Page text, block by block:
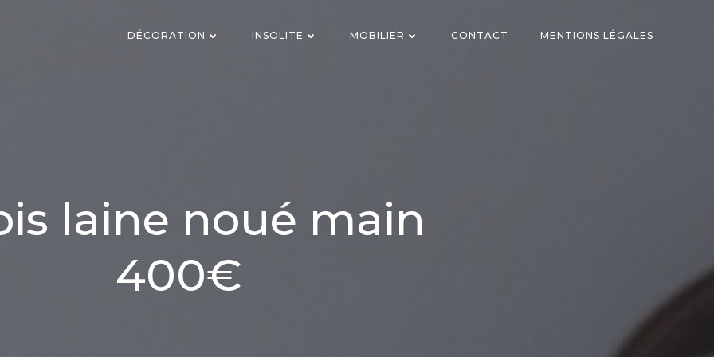
DÉCORATION INSOLITE MOBILIER CONTACT MENTIONS LÉGALES
laine noué main
400€